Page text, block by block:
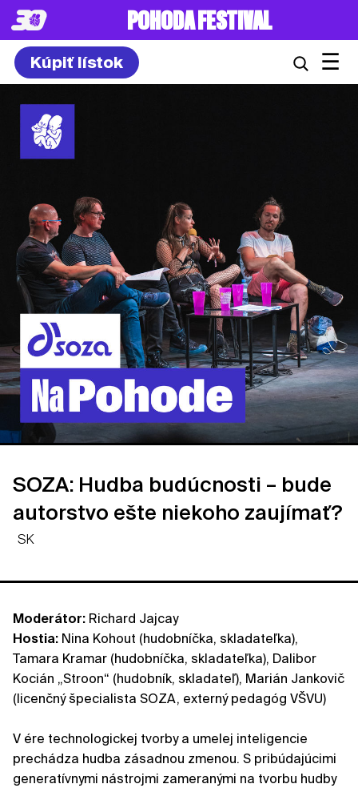
POHODA FESTIVAL
Kúpiť lístok ☰
SOZA: Hudba budúcnosti – bude
autorstvo ešte niekoho zaujímať?
SK
Moderátor: Richard Jajcay
Hostia: Nina Kohout (hudobníčka, skladateľka),
Tamara Kramar (hudobníčka, skladateľka), Dalibor
Kocián „Stroon“ (hudobník, skladateľ), Marián Jankovič
(licenčný špecialista SOZA, externý pedagóg VŠVU)
V ére technologickej tvorby a umelej inteligencie
prechádza hudba zásadnou zmenou. S pribúdajúcimi
generatívnymi nástrojmi zameranými na tvorbu hudby